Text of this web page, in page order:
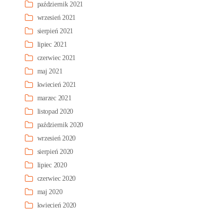
październik 2021
wrzesień 2021
sierpień 2021
lipiec 2021
czerwiec 2021
maj 2021
kwiecień 2021
marzec 2021
listopad 2020
październik 2020
wrzesień 2020
sierpień 2020
lipiec 2020
czerwiec 2020
maj 2020
kwiecień 2020